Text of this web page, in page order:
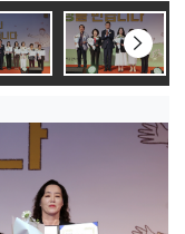
다음
슬라
이동